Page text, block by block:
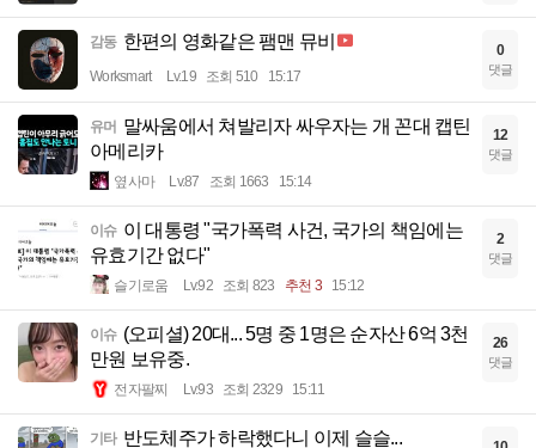
감동 한편의 영화같은 팸맨 뮤비
Worksmart Lv.19 조회 510 15:17
0
댓글
유머 말싸움에서 쳐발리자 싸우자는 개 꼰대 캡틴
아메리카
옆사마 Lv.87 조회 1663 15:14
12
댓글
이슈 이 대통령 "국가폭력 사건, 국가의 책임에는
유효기간 없다"
슬기로움 Lv.92 조회 823 추천 3 15:12
2
댓글
이슈 (오피셜) 20대... 5명 중 1명은 순자산 6억 3천
만원 보유중.
전자팔찌 Lv.93 조회 2329 15:11
26
댓글
기타 반도체주가 하락했다니 이제 슬슬...